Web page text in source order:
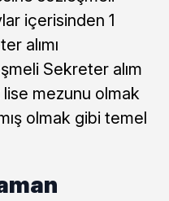
içerisinden 1
alımı
Sekreter alım
lise mezunu olmak
olmak gibi temel